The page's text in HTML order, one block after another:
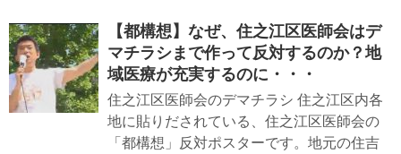
【都構想】なぜ、住之江区医師会はデ
マチラシまで作って反対するのか？地
域医療が充実するのに・・・
住之江区医師会のデマチラシ 住之江区内各
地に貼りだされている、住之江区医師会の
「都構想」反対ポスターです。地元の住吉